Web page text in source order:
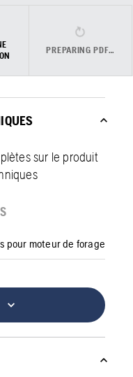
PREPARING PDF…
sur le produit
pour moteur de forage